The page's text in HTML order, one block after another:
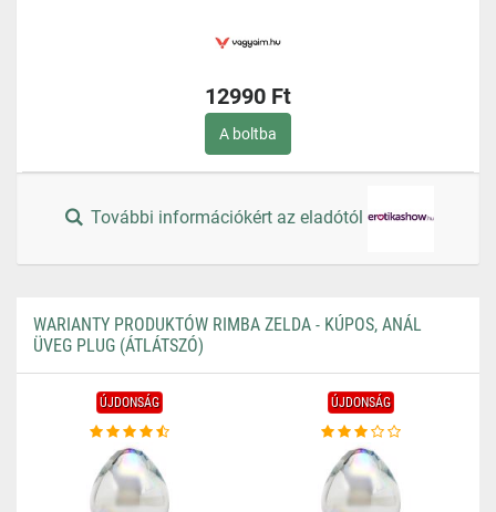
12990 Ft
A boltba
További információkért az eladótól
WARIANTY PRODUKTÓW RIMBA ZELDA - KÚPOS, ANÁL
ÜVEG PLUG (ÁTLÁTSZÓ)
ÚJDONSÁG ÚJDONSÁG